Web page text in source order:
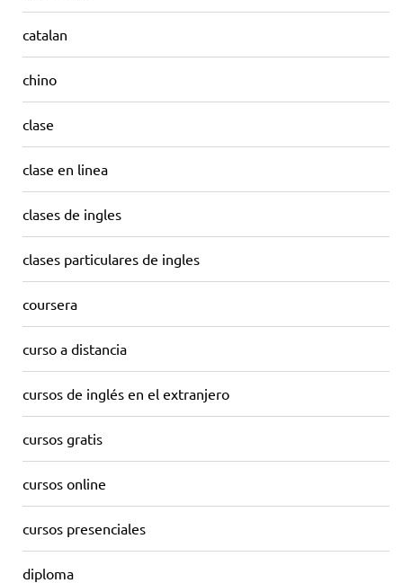
catalan
chino
clase
clase en linea
clases de ingles
clases particulares de ingles
coursera
curso a distancia
cursos de inglés en el extranjero
cursos gratis
cursos online
cursos presenciales
diploma